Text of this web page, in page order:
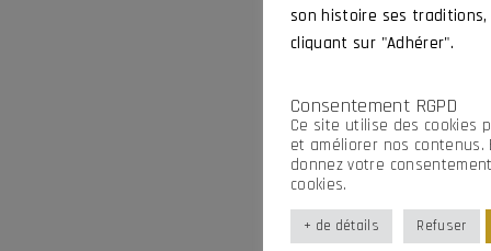
son histoire ses
cliquant sur "Adhérer".
Consentement RGPD
Ce site utilise des cookies
et améliorer nos
donnez votre
cookies.
+ de détails Refuser